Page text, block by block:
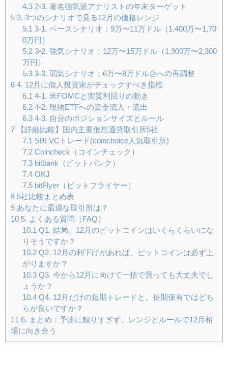
4.32-3. 著名強気派アナリストの年末ターゲット
5 3. 3つのシナリオで見る12月の価格レンジ
5.1 3-1. ベースシナリオ：9万〜11万ドル（1,400万〜1,70
0万円）
5.23-2. 強気シナリオ：12万〜15万ドル（1,900万〜2,300
万円）
5.33-3. 弱気シナリオ：6万〜8万ドル台への再調整
6 4. 12月に個人投資家がチェックすべき指標
6.1 4-1. 米FOMCと実質利回りの動き
6.24-2. 現物ETFへの資金流入・流出
6.34-3. 自分のポジションサイズとルール
7 【詳細比較】国内主要仮想通貨取引所5社
7.1 SBI VCトレード(coinchoice人気取引所)
7.2Coincheck（コインチェック）
7.3bitbank（ビットバンク）
7.4OKJ
7.5bitFlyer（ビットフライヤー）
8 5社比較まとめ表
9 あなたに最適な取引所は？
10 5. よくある質問（FAQ）
10.1 Q1. 結局、12月のビットコインはいくらくらいにな
りそうですか？
10.2Q2. 12月の利下げがあれば、ビットコインは必ず上
がりますか？
10.3Q3. 今から12月に向けて一括で買っても大丈夫でし
ょうか？
10.4Q4. 12月だけの短期トレードと、長期保有ではどち
らが良いですか？
11 6. まとめ：予測に頼りすぎず、レンジとルールで12月相
場に向き合う